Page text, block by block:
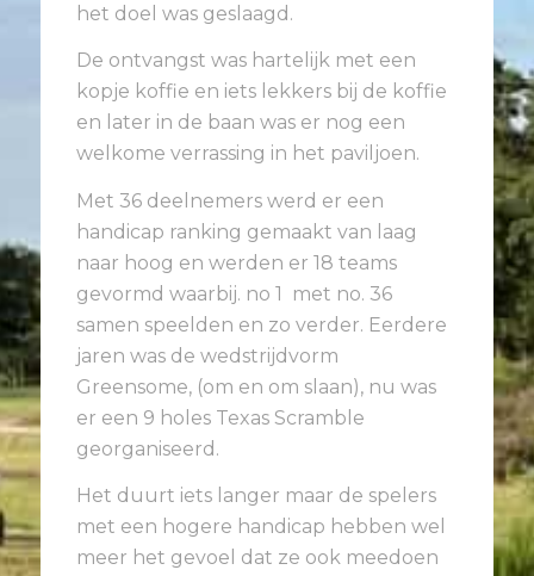
het doel was geslaagd.
De ontvangst was hartelijk met een
kopje koffie en iets lekkers bij de koffie
en later in de baan was er nog een
welkome verrassing in het paviljoen.
Met 36 deelnemers werd er een
handicap ranking gemaakt van laag
naar hoog en werden er 18 teams
gevormd waarbij. no 1 met no. 36
samen speelden en zo verder. Eerdere
jaren was de wedstrijdvorm
Greensome, (om en om slaan), nu was
er een 9 holes Texas Scramble
georganiseerd.
Het duurt iets langer maar de spelers
met een hogere handicap hebben wel
meer het gevoel dat ze ook meedoen